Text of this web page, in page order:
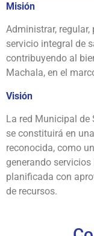
Misión
Administrar,
servicio integral de
contribuyendo al
Machala, en el
Visión
La red Municipal de
se constituirá en
reconocida, como
generando
planificada con
de recursos.